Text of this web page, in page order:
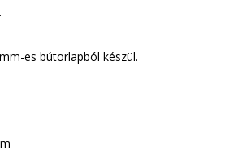
es bútorlapból készül.
cm